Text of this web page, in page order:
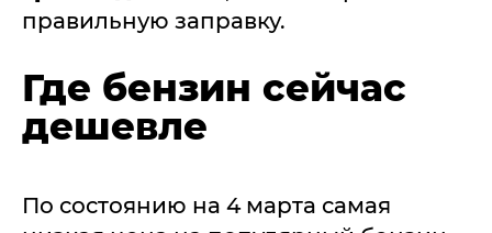
правильную заправку.
Где бензин сейчас
дешевле
По состоянию на 4 марта самая